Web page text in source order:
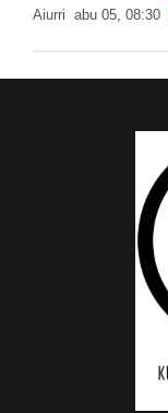
Aiurri abu 05, 08:30